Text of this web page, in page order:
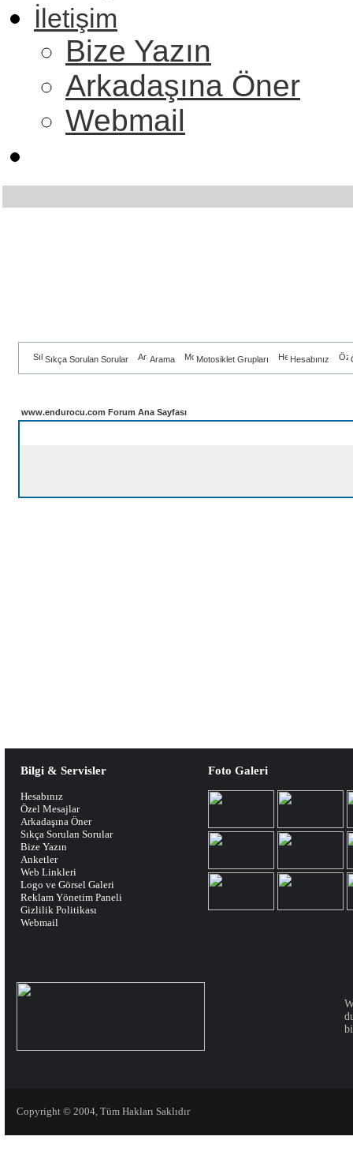
İletişim
Bize Yazın
Arkadaşına Öner
Webmail
Sıkça Sorulan Sorular Arama Motosiklet Grupları Hesabınız
www.endurocu.com Forum Ana Sayfası
Bilgi & Servisler
Hesabınız
Özel Mesajlar
Arkadaşına Öner
Sıkça Sorulan Sorular
Bize Yazın
Anketler
Web Linkleri
Logo ve Görsel Galeri
Reklam Yönetim Paneli
Gizlilik Politikası
Webmail
Foto Galeri
Copyright © 2004, Tüm Hakları Saklıdır